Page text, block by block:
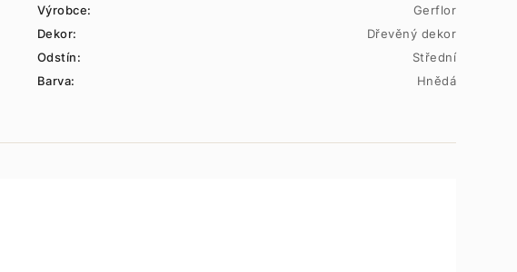
Výrobce:
Gerflor
Dekor:
Dřevěný dekor
Odstín:
Střední
Barva:
Hnědá